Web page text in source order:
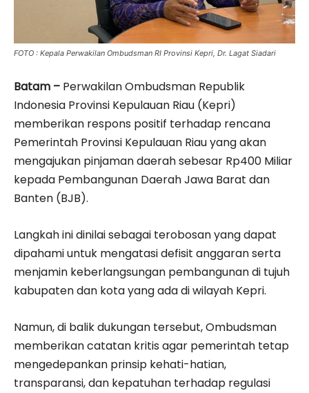
FOTO : Kepala Perwakilan Ombudsman RI Provinsi Kepri, Dr. Lagat Siadari
Batam – Perwakilan Ombudsman Republik
Indonesia Provinsi Kepulauan Riau (Kepri)
memberikan respons positif terhadap rencana
Pemerintah Provinsi Kepulauan Riau yang akan
mengajukan pinjaman daerah sebesar Rp400 Miliar
kepada Pembangunan Daerah Jawa Barat dan
Banten (BJB).
Langkah ini dinilai sebagai terobosan yang dapat
dipahami untuk mengatasi defisit anggaran serta
menjamin keberlangsungan pembangunan di tujuh
kabupaten dan kota yang ada di wilayah Kepri.
Namun, di balik dukungan tersebut, Ombudsman
memberikan catatan kritis agar pemerintah tetap
mengedepankan prinsip kehati-hatian,
transparansi, dan kepatuhan terhadap regulasi